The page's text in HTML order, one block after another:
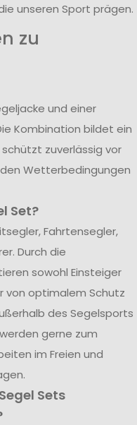
unseren Sport prägen.
zu
und einer
Kombination bildet ein
zuverlässig vor
Wetterbedingungen
Set?
Fahrtensegler,
Durch die
sowohl Einsteiger
von optimalem Schutz
des Segelsports
gerne zum
im Freien und
Sets